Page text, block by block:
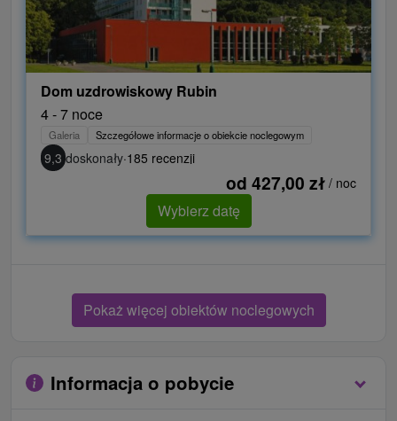
Dom uzdrowiskowy Rubin
4 - 7 noce
Galeria Szczegółowe informacje o obiekcie noclegowym
9,3 doskonały·185 recenzji
od 427,00 zł / noc
Wybierz datę
Pokaż więcej obiektów noclegowych
Informacja o pobycie